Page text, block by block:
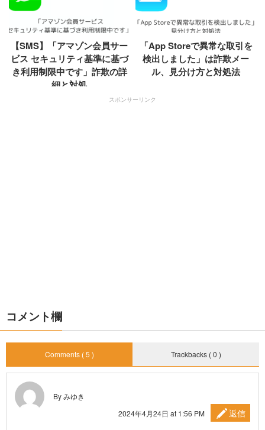
【SMS】「アマゾン会員サー
ビス セキュリティ基準に基づ
き利用制限中です」詐欺の詳
細と対処
「App Storeで異常な取引を
検出しました」は詐欺メー
ル、見分け方と対処法
スポンサーリンク
コメント欄
Comments ( 5 ) Trackbacks ( 0 )
By みゆき
2024年4月24日 at 1:56 PM
返信